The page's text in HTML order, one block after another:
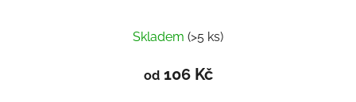
Skladem (>5 ks)
od106 Kč